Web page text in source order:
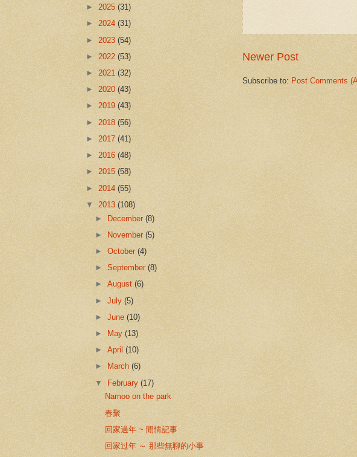
Newer Post
Subscribe to: Post Comments
► 2025 (31)
► 2024 (31)
► 2023 (54)
► 2022 (53)
► 2021 (32)
► 2020 (43)
► 2019 (43)
► 2018 (56)
► 2017 (41)
► 2016 (48)
► 2015 (58)
► 2014 (55)
▼ 2013 (108)
► December(8)
► November(5)
►October(4)
►September(8)
►August(6)
►July(5)
►June(10)
►
May(13)
►April(10)
►
March(6)
▼ February(17)
Namoo on the park
春聚
回家過年 ~ 閒情記事
回家过年 ～ 那些無聊的小事